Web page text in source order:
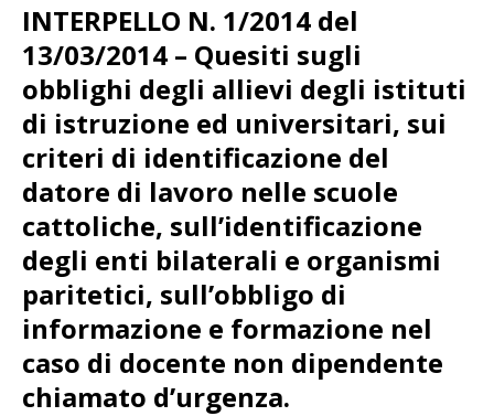
INTERPELLO N. 1/2014 del
13/03/2014 – Quesiti sugli
obblighi degli allievi degli istituti
di istruzione ed universitari, sui
criteri di identificazione del
datore di lavoro nelle scuole
cattoliche, sull’identificazione
degli enti bilaterali e organismi
paritetici, sull’obbligo di
informazione e formazione nel
caso di docente non dipendente
chiamato d’urgenza.